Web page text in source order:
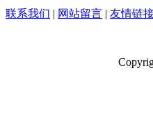
联系我们 | 网站留言 | 友情链